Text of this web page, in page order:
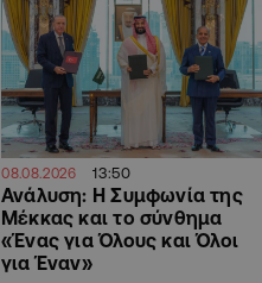
08.08.2026 13:50
Ανάλυση: Η Συμφωνία της
Μέκκας και το σύνθημα
«Ένας για Όλους και Όλοι
για Έναν»